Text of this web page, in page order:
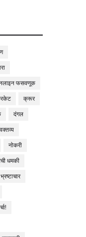
फसवणूक
क्रूर
दंगल
नोकरी
धमकी
भ्रष्टाचार